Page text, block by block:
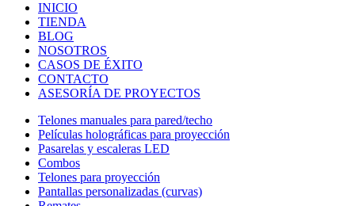
INICIO
TIENDA
BLOG
NOSOTROS
CASOS DE ÉXITO
CONTACTO
ASESORÍA DE PROYECTOS
Telones manuales para pared/techo
Películas holográficas para proyección
Pasarelas y escaleras LED
Combos
Telones para proyección
Pantallas personalizadas (curvas)